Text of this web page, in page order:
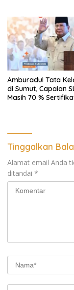
Amburadul Tata
di Sumut, Capaian
Masih 70 %
Pemantau dan
MBG
Tinggalkan
Alamat email Anda
ditandai *